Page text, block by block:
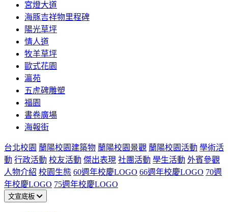
宮燈大道
海豚吉祥物里程碑
陽光草坪
情人道
牧羊草坪
歐式花園
瀛苑
五虎碑雕塑
福園
書卷廣場
海報街
台北校園 蘭陽校園建築物 蘭陽校園景觀 蘭陽校園活動 學術活
動 行政活動 校友活動 傑出表現 社團活動 學生活動 外賓參觀
人物介紹 校園生態 60週年校慶LOGO 66週年校慶LOGO 70週
年校慶LOGO 75週年校慶LOGO
文宣底板